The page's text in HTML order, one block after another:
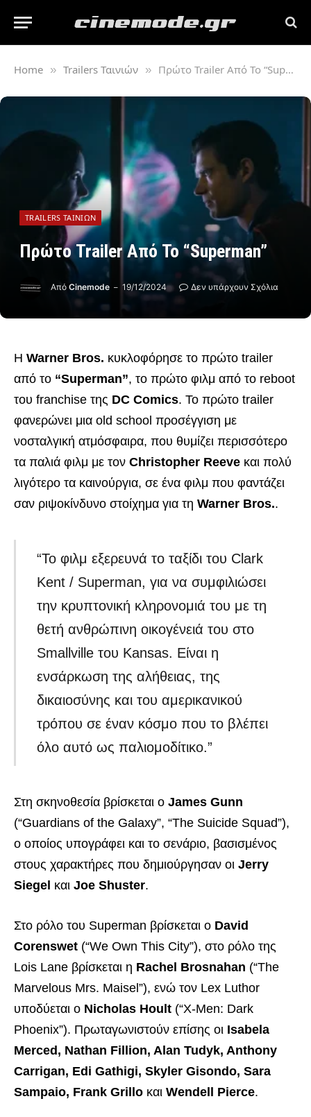
Home » Trailers Ταινιών » Πρώτο Trailer Από Το “Superman”
TRAILERS ΤΑΙΝΙΏΝ
Πρώτο Trailer Από Το “Superman”
Από Cinemode 19/12/2024 Δεν υπάρχουν Σχόλια
Η Warner Bros. κυκλοφόρησε το πρώτο trailer
από το “Superman”, το πρώτο φιλμ από το reboot
του franchise της DC Comics. Το πρώτο trailer
φανερώνει μια old school προσέγγιση με
νοσταλγική ατμόσφαιρα, που θυμίζει περισσότερο
τα παλιά φιλμ με τον Christopher Reeve και πολύ
λιγότερο τα καινούργια, σε ένα φιλμ που φαντάζει
σαν ριψοκίνδυνο στοίχημα για τη Warner Bros..
“Το φιλμ εξερευνά το ταξίδι του Clark
Kent / Superman, για να συμφιλιώσει
την κρυπτονική κληρονομιά του με τη
θετή ανθρώπινη οικογένειά του στο
Smallville του Kansas. Είναι η
ενσάρκωση της αλήθειας, της
δικαιοσύνης και του αμερικανικού
τρόπου σε έναν κόσμο που το βλέπει
όλο αυτό ως παλιομοδίτικο.”
Στη σκηνοθεσία βρίσκεται ο James Gunn
(“Guardians of the Galaxy”, “The Suicide Squad”),
ο οποίος υπογράφει και το σενάριο, βασισμένος
στους χαρακτήρες που δημιούργησαν οι Jerry
Siegel και Joe Shuster.
Στο ρόλο του Superman βρίσκεται ο David
Corenswet (“We Own This City”), στο ρόλο της
Lois Lane βρίσκεται η Rachel Brosnahan (“The
Marvelous Mrs. Maisel”), ενώ τον Lex Luthor
υποδύεται ο Nicholas Hoult (“X-Men: Dark
Phoenix”). Πρωταγωνιστούν επίσης οι Isabela
Merced, Nathan Fillion, Alan Tudyk, Anthony
Carrigan, Edi Gathigi, Skyler Gisondo, Sara
Sampaio, Frank Grillo και Wendell Pierce.